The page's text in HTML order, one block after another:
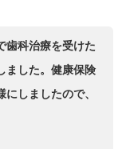
歯科治療を受けた
ました。健康保険
しましたので、